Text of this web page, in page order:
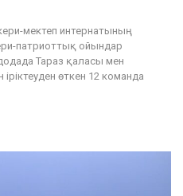
мектеп интернатының
патриоттық ойындар
Тараз қаласы мен
өткен 12 команда